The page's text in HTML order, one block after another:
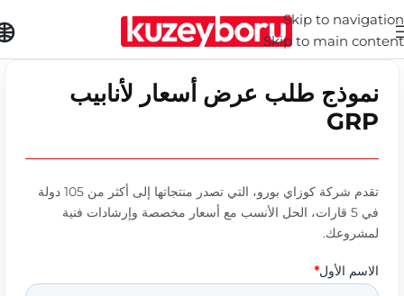
Skip to navigation
Skip to main content
نموذج طلب عرض أسعار لأنابيب
GRP
تقدم شركة كوزاي بورو، التي تصدر منتجاتها إلى أكثر من 105 دولة
في 5 قارات، الحل الأنسب مع أسعار مخصصة وإرشادات فنية
لمشروعك.